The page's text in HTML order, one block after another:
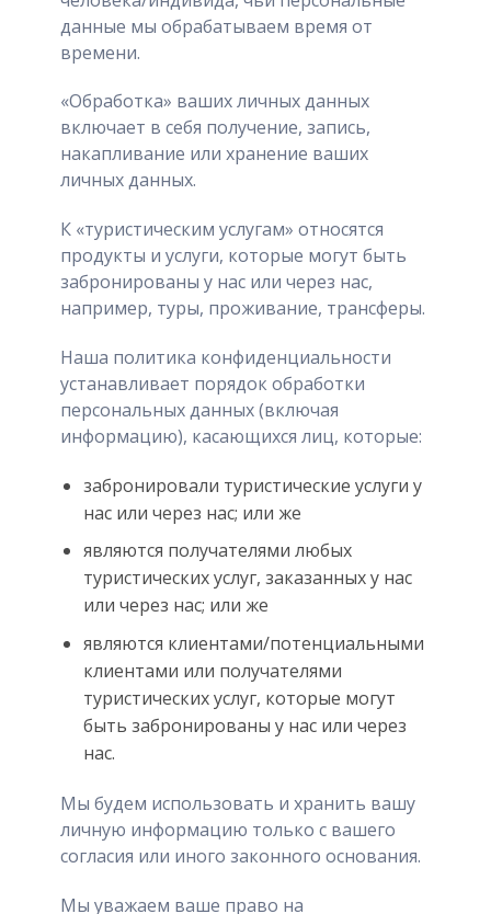
данные мы обрабатываем время от
времени.
«Обработка» ваших личных данных
включает в себя получение, запись,
накапливание или хранение ваших
личных данных.
К «туристическим услугам» относятся
продукты и услуги, которые могут быть
забронированы у нас или через нас,
например, туры, проживание, трансферы.
Наша политика конфиденциальности
устанавливает порядок обработки
персональных данных (включая
информацию), касающихся лиц, которые:
забронировали туристические услуги у
нас или через нас; или же
являются получателями любых
туристических услуг, заказанных у нас
или через нас; или же
являются клиентами/потенциальными
клиентами или получателями
туристических услуг, которые могут
быть забронированы у нас или через
нас.
Мы будем использовать и хранить вашу
личную информацию только с вашего
согласия или иного законного основания.
Мы уважаем ваше право на